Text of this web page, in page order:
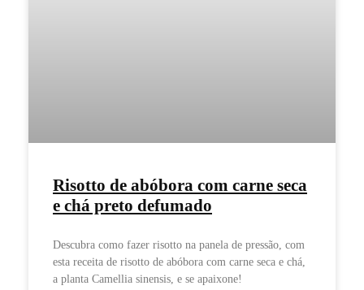
Risotto de abóbora com carne seca
e chá preto defumado
Descubra como fazer risotto na panela de pressão, com
esta receita de risotto de abóbora com carne seca e chá,
a planta Camellia sinensis, e se apaixone!